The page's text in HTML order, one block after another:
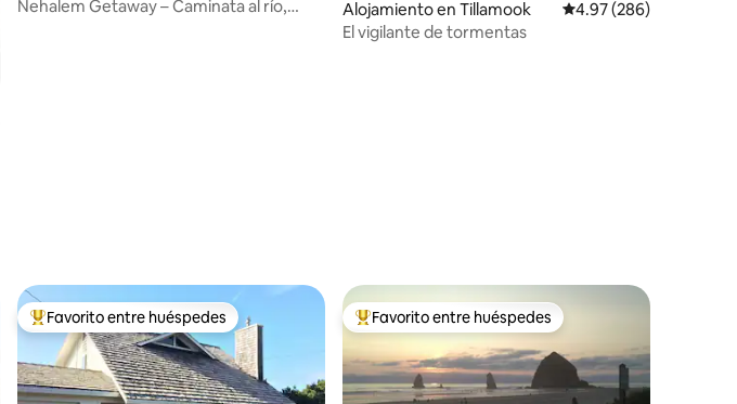
4.97 de 5, 239 reseñas
Nehalem Getaway – Caminata al río,
Alojamiento en Tillamook Calificación promedio:
4.97 (286)
El vigilante de tormentas
Favorito entre huéspedes preferido
Favorito entre huéspedes Favorito entre huéspedes preferido
Favorito entre huéspedes